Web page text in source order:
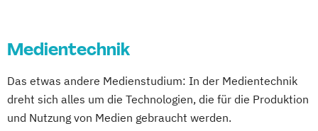
Medientechnik
Das etwas andere Medienstudium: In der Medientechnik
dreht sich alles um die Technologien, die für die Produktion
und Nutzung von Medien gebraucht werden.